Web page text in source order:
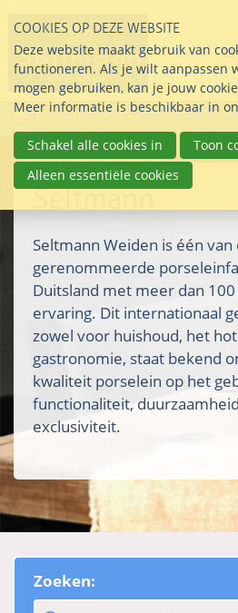
links
over
Direct
naar
inhoud
Direct
naar
het
Menu
Seltmann
Seltmann Weiden is één
gerenommeerde
Duitsland met meer dan
ervaring. Dit internationaal
zowel voor huishoud, het
gastronomie, staat bekend
kwaliteit porselein op het
functionaliteit,
exclusiviteit.
Zoeken:
COOKIES OP DEZE WEBSITE
Deze website maakt gebruik van
functioneren. Als je wilt aanpassen
mogen gebruiken, kan je jouw
Meer informatie is beschikbaar in
Schakel alle cookies in
Toon
Alleen essentiële cookies